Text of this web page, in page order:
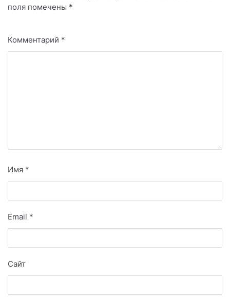
поля помечены *
Комментарий *
Имя *
Email *
Сайт